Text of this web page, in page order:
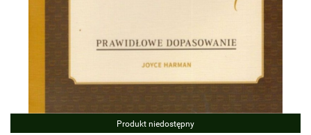
Produkt niedostępny